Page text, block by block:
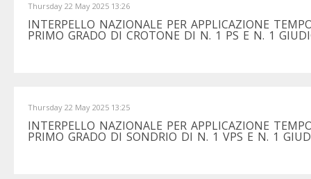
Thursday 22 May 2025 13:26
INTERPELLO NAZIONALE PER APPLICAZIONE
PRIMO GRADO DI CROTONE DI N. 1 PS E N. 1
Thursday 22 May 2025 13:25
INTERPELLO NAZIONALE PER APPLICAZIONE
PRIMO GRADO DI SONDRIO DI N. 1 VPS E N. 1